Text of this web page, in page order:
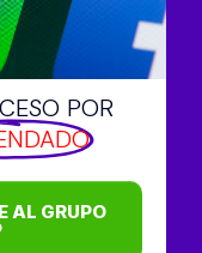
POR
AL GRUPO